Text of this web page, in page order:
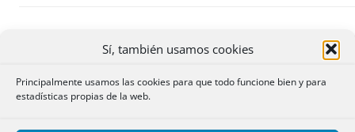
Sí, también usamos cookies
Principalmente usamos las cookies para que todo funcione bien y para
estadísticas propias de la web.
ALGUNOS DE LOS CONVENIOS BILATERALES
FIRMADOS POR ESPAÑA